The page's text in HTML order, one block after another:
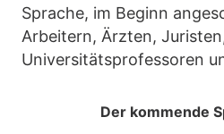
Sprache, im Beginn
Arbeitern, Ärzten,
Universitätsprofessoren
Der kommende